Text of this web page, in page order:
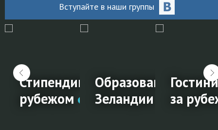
Вступайте в наши группы
за
Стипендии на обучение за
рубежом
Образование в
Зеландии
за